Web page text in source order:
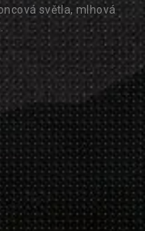
světla, mlhová